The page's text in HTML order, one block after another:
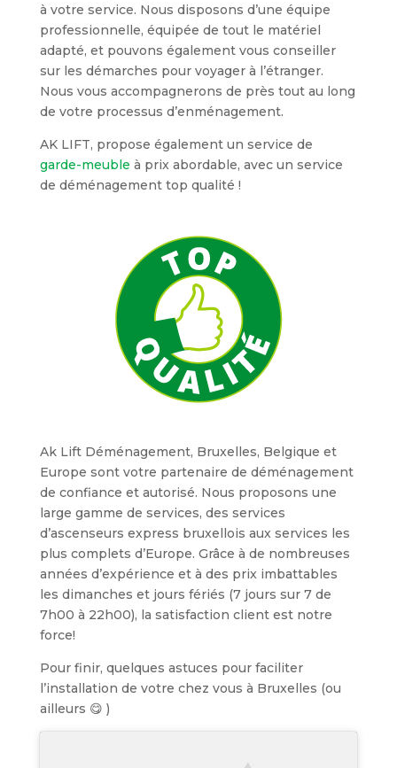
à votre service. Nous disposons d’une équipe
professionnelle, équipée de tout le matériel
adapté, et pouvons également vous conseiller
sur les démarches pour voyager à l’étranger.
Nous vous accompagnerons de près tout au long
de votre processus d’enménagement.
AK LIFT, propose également un service de
garde-meuble à prix abordable, avec un service
de déménagement top qualité !
Ak Lift Déménagement, Bruxelles, Belgique et
Europe sont votre partenaire de déménagement
de confiance et autorisé. Nous proposons une
large gamme de services, des services
d’ascenseurs express bruxellois aux services les
plus complets d’Europe. Grâce à de nombreuses
années d’expérience et à des prix imbattables
les dimanches et jours fériés (7 jours sur 7 de
7h00 à 22h00), la satisfaction client est notre
force!
Pour finir, quelques astuces pour faciliter
l’installation de votre chez vous à Bruxelles (ou
ailleurs 😋 )